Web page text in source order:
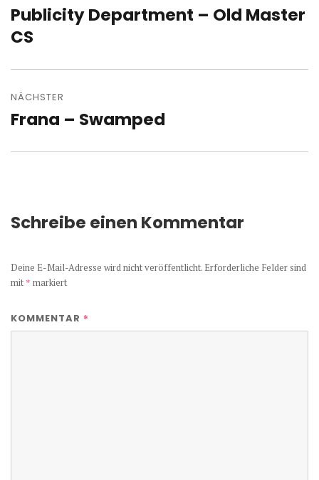
Vorheriger
Beitrag:
Publicity Department – Old Master
CS
NÄCHSTER
Nächster
Frana – Swamped
Schreibe einen Kommentar
Deine E-Mail-Adresse wird nicht veröffentlicht. Erforderliche Felder sind
mit * markiert
KOMMENTAR *